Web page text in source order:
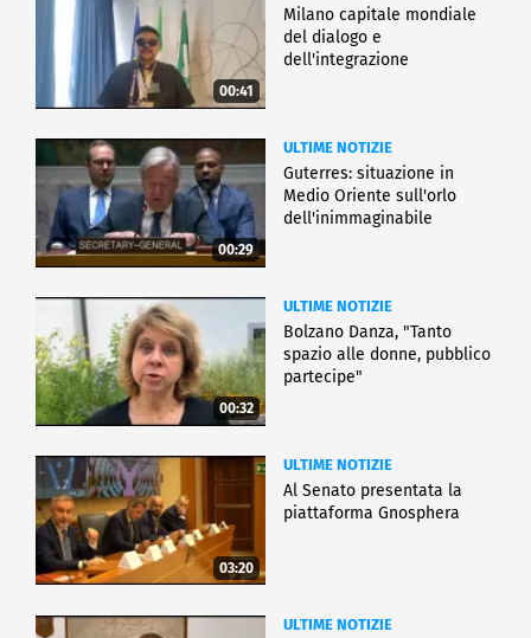
00:41
Milano capitale mondiale
del dialogo e
dell'integrazione
00:29
ULTIME NOTIZIE
Guterres: situazione in
Medio Oriente sull'orlo
dell'inimmaginabile
00:32
ULTIME NOTIZIE
Bolzano Danza, "Tanto
spazio alle donne, pubblico
partecipe"
03:20
ULTIME NOTIZIE
Al Senato presentata la
piattaforma Gnosphera
ULTIME NOTIZIE